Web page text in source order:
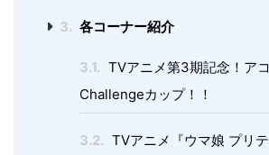
3. 各コーナー紹介
3.1. TVアニメ第3期記念！ア
Challengeカップ！！
3.2. TVアニメ『ウマ娘 プリ